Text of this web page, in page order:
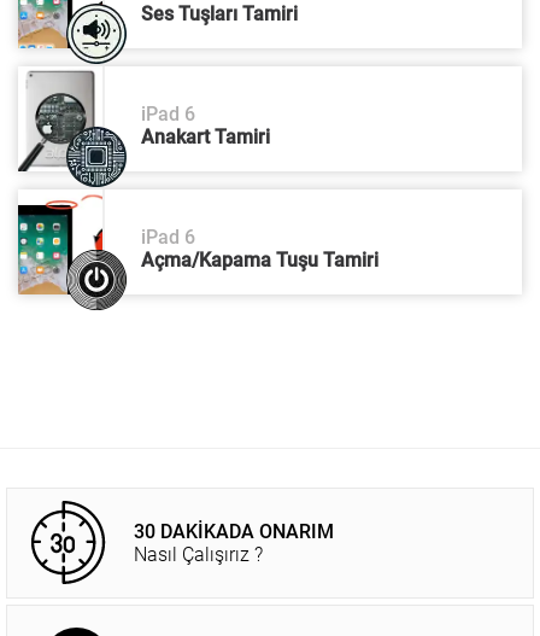
Ses Tuşları Tamiri
iPad 6
Anakart Tamiri
iPad 6
Açma/Kapama Tuşu Tamiri
30 DAKİKADA ONARIM
Nasıl Çalışırız ?